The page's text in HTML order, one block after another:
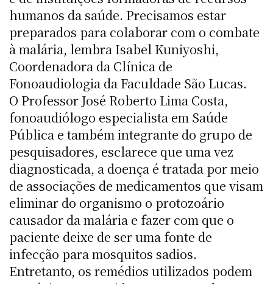
humanos da saúde. Precisamos estar
preparados para colaborar com o combate
à malária, lembra Isabel Kuniyoshi,
Coordenadora da Clínica de
Fonoaudiologia da Faculdade São Lucas.
O Professor José Roberto Lima Costa,
fonoaudiólogo especialista em Saúde
Pública e também integrante do grupo de
pesquisadores, esclarece que uma vez
diagnosticada, a doença é tratada por meio
de associações de medicamentos que visam
eliminar do organismo o protozoário
causador da malária e fazer com que o
paciente deixe de ser uma fonte de
infecção para mosquitos sadios.
Entretanto, os remédios utilizados podem